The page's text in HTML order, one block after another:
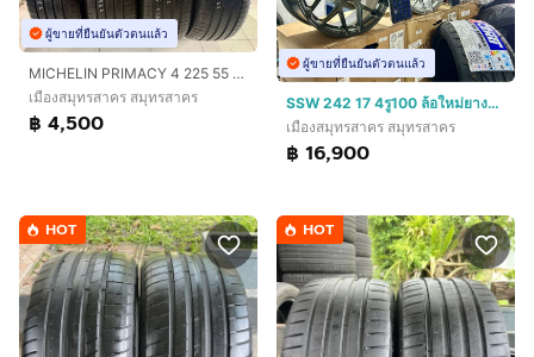
ผู้ขายที่ยืนยันตัวตนแล้ว
MICHELIN PRIMACY 4 225 55 17 ปี23 สวยงาม ไม่ปะ
เมืองสมุทรสาคร สมุทรสาคร
฿ 4,500
ผู้ขายที่ยืนยันตัวตนแล้ว
SSW 242 17 4รู100 ล้อใหม่ยางใหม่ แถมครบครบ
เมืองสมุทรสาคร สมุทรสาคร
฿ 16,900
HOT HOT